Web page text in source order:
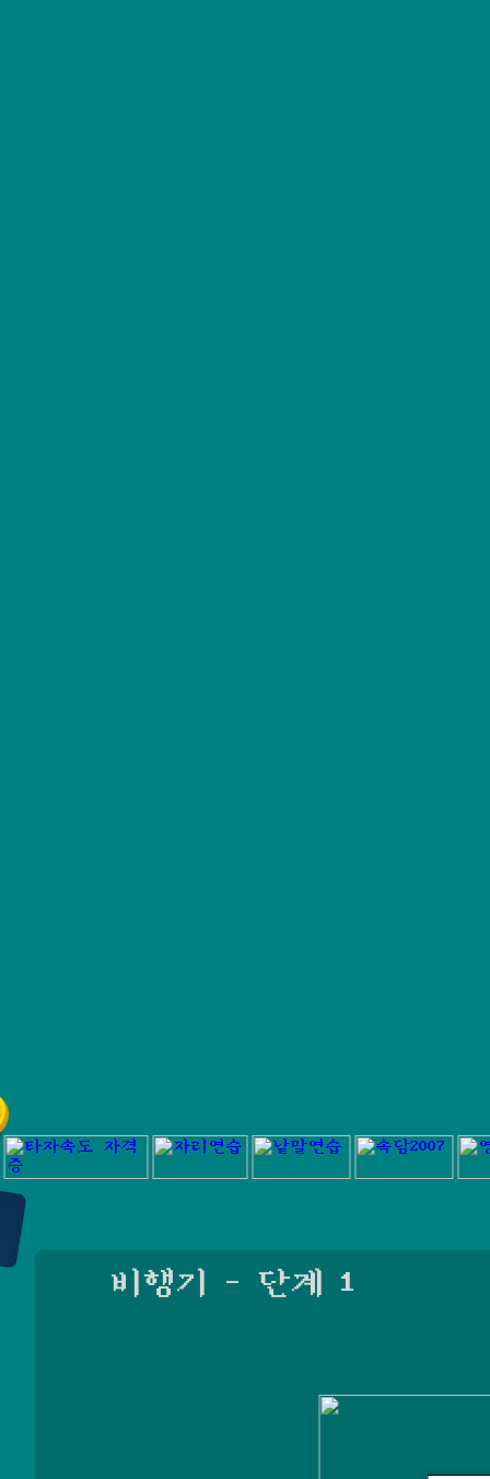
비행기 - 단계 1